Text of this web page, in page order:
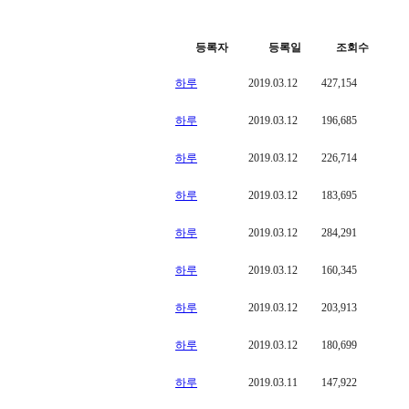
등록자 등록일 조회수
하루 2019.03.12 427,154
하루 2019.03.12 196,685
하루 2019.03.12 226,714
하루 2019.03.12 183,695
하루 2019.03.12 284,291
하루 2019.03.12 160,345
하루 2019.03.12 203,913
하루 2019.03.12 180,699
하루 2019.03.11 147,922